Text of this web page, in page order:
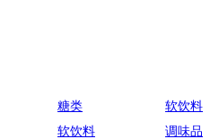
糖类
软饮料
软饮料 调味品